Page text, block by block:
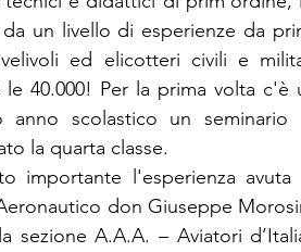
un livello di esperienze da
ed elicotteri civili e
le 40.000! Per la prima volta
anno scolastico un seminario
la quarta classe.
importante l'esperienza
don Giuseppe
sezione A.A.A. – Aviatori